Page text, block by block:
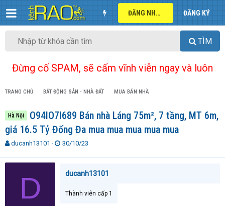
ĐĂNG NHẬP ĐĂNG KÝ
TÌM
Đừng cố SPAM, sẽ cấm vĩnh viễn ngay và luôn
TRANG CHỦ BẤT ĐỘNG SẢN - NHÀ ĐẤT MUA BÁN NHÀ
Hà Nội
O94lO7l689 Bán nhà Láng 75m², 7 tầng, MT 6m,
giá 16.5 Tỷ Đống Đa mua mua mua mua mua
T
r
ducanh13101
N
30/10/23
D ducanh13101
Thành viên cấp 1